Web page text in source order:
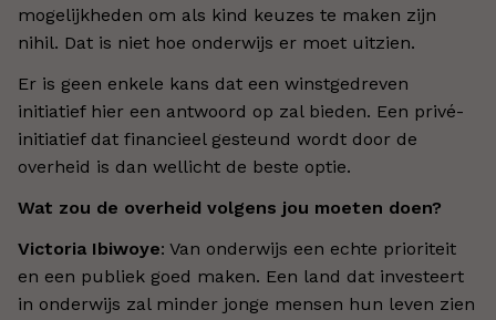
mogelijkheden om als kind keuzes te maken zijn
nihil. Dat is niet hoe onderwijs er moet uitzien.
Er is geen enkele kans dat een winstgedreven
initiatief hier een antwoord op zal bieden. Een privé-
initiatief dat financieel gesteund wordt door de
overheid is dan wellicht de beste optie.
Wat zou de overheid volgens jou moeten doen?
Victoria Ibiwoye: Van onderwijs een echte prioriteit
en een publiek goed maken. Een land dat investeert
in onderwijs zal minder jonge mensen hun leven zien